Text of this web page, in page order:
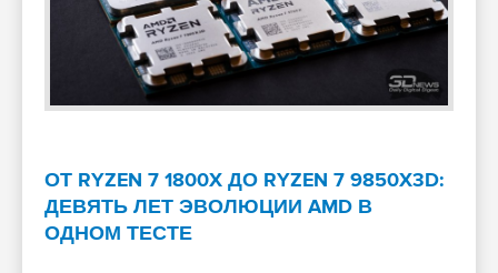
ОТ RYZEN 7 1800X ДО RYZEN 7 9850X3D:
ДЕВЯТЬ ЛЕТ ЭВОЛЮЦИИ AMD В
ОДНОМ ТЕСТЕ